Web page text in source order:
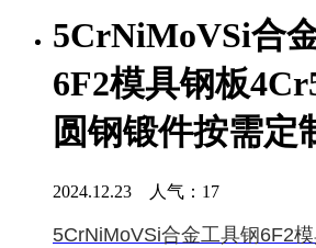
5CrNiMoVSi合
6F2模具钢板
圆钢锻件按需定
2024.12.23 人气： 17
5CrNiMoVSi合金工具钢6F2